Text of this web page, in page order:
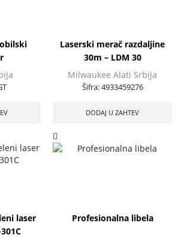
Laserski merač razdaljine
30m – LDM 30
Milwaukee Alati Srbija
Šifra:4933459276
DODAJ U ZAHTEV
laser
Profesionalna libela